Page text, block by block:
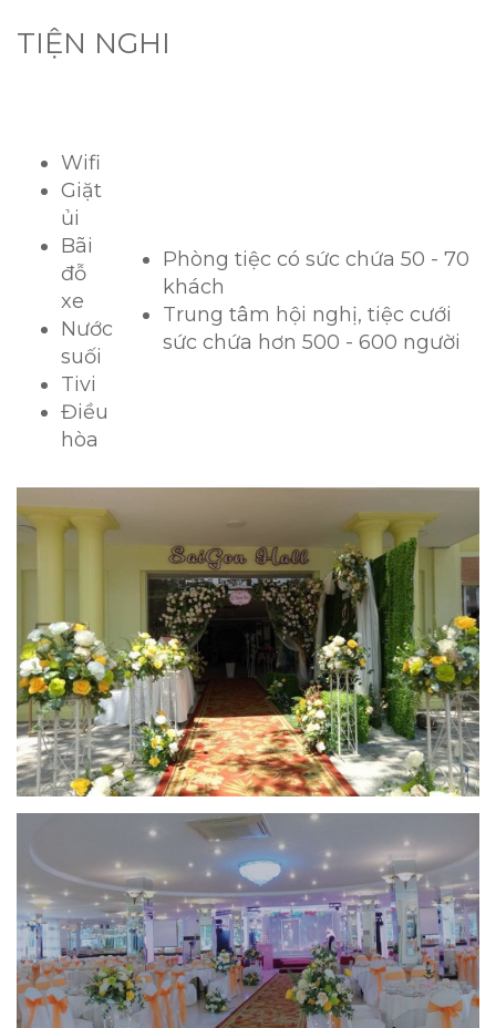
TIỆN NGHI
Wifi
Giặt
ủi
Bãi
đỗ
xe
Nước
suối
Tivi
Điều
hòa
Phòng tiệc có sức chứa 50 - 70
khách
Trung tâm hội nghị, tiệc cưới
sức chứa hơn 500 - 600 người